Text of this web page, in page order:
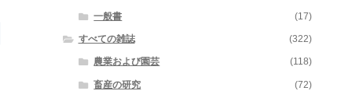
一般書 (17)
すべての雑誌 (322)
農業および園芸 (118)
畜産の研究 (72)